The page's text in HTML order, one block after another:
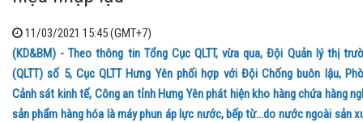
11/03/2021 15:45 (GMT+7)
(KD&BM) - Theo thông tin Tổng Cục QLTT, vừa qua, Đội Quản lý thị
(QLTT) số 5, Cục QLTT Hưng Yên phối hợp với Đội Chống buôn lậu,
Cảnh sát kinh tế, Công an tỉnh Hưng Yên phát hiện kho hàng chứa hàng
sản phẩm hàng hóa là máy phun áp lực nước, bếp từ…do nước ngoài sản